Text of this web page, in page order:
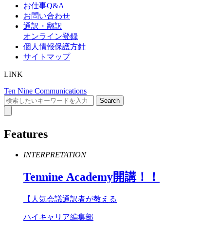
お仕事Q&A
お問い合わせ
通訳・翻訳
オンライン登録
個人情報保護方針
サイトマップ
LINK
Ten Nine Communications
Features
INTERPRETATION
Tennine Academy開講！！
【人気会議通訳者が教える
ハイキャリア編集部